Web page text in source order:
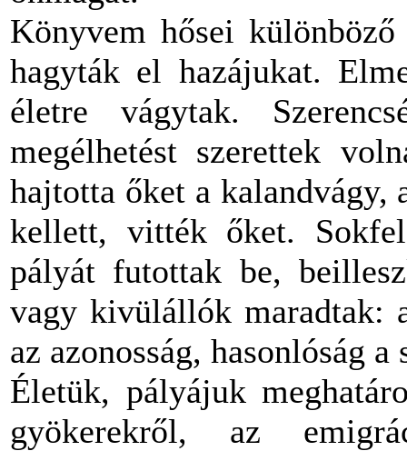
Könyvem hősei
hagyták el hazájukat.
életre vágytak.
megélhetést szerettek
hajtotta őket a kalandvágy,
kellett, vitték őket.
pályát futottak be,
vagy kivülállók maradtak:
az azonosság, hasonlóság a
Életük, pályájuk
gyökerekről, az